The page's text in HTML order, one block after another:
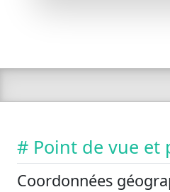
# Point de vue et
Coordonnées